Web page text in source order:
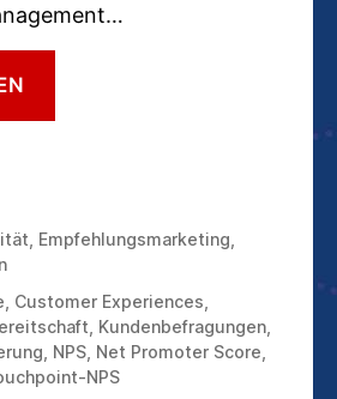
MANAGEMENT:
KENNZAHL
Empfehlungsmarketing
Customer Experiences
Kundenbefragungen
NPS Net Promoter Score
NPS